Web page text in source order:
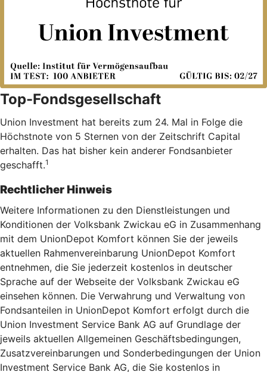
Top-Fondsgesellschaft
Union Investment hat bereits zum 24. Mal in Folge die
Höchstnote von 5 Sternen von der Zeitschrift Capital
erhalten. Das hat bisher kein anderer Fondsanbieter
geschafft.1
Rechtlicher Hinweis
Weitere Informationen zu den Dienstleistungen und
Konditionen der Volksbank Zwickau eG in Zusammenhang
mit dem UnionDepot Komfort können Sie der jeweils
aktuellen Rahmenvereinbarung UnionDepot Komfort
entnehmen, die Sie jederzeit kostenlos in deutscher
Sprache auf der Webseite der Volksbank Zwickau eG
einsehen können. Die Verwahrung und Verwaltung von
Fondsanteilen in UnionDepot Komfort erfolgt durch die
Union Investment Service Bank AG auf Grundlage der
jeweils aktuellen Allgemeinen Geschäftsbedingungen,
Zusatzvereinbarungen und Sonderbedingungen der Union
Investment Service Bank AG, die Sie kostenlos in